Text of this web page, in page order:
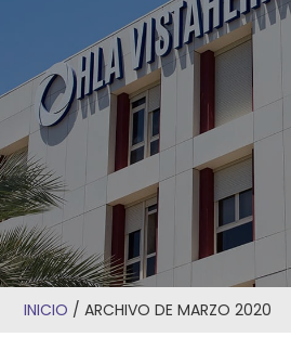
INICIO /ARCHIVO DE MARZO 2020